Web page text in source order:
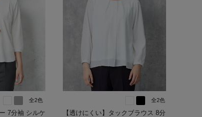
全2色
7分袖 シルケ
全2色
【透けにくい】タックブラウス 8分